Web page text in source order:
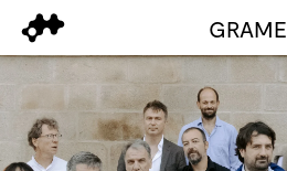
GRAME